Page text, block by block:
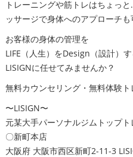
トレーニングや筋トレはちょっ
ッサージで身体へのアプローチも
お客様の身体の管理を
LIFE（人生）をDesign（設計）
LISIGNに任せてみませんか？
無料カウンセリング・無料体験
〜LISIGN〜
元某大手パーソナルジムトップト
〇新町本店
大阪府 大阪市西区新町2-11-3